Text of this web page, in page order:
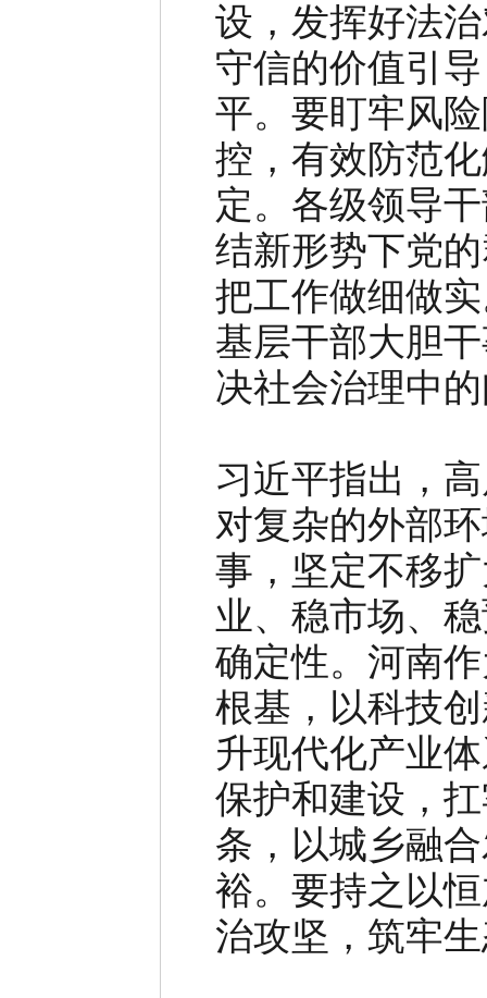
设，发挥好法
守信的价值引
平。要盯牢风
控，有效防范
定。各级领导
结新形势下党
把工作做细做
基层干部大胆
决社会治理中
习近平指出，
对复杂的外部
事，坚定不移
业、稳市场、
确定性。河南
根基，以科技
升现代化产业
保护和建设，
条，以城乡融
裕。要持之以
治攻坚，筑牢